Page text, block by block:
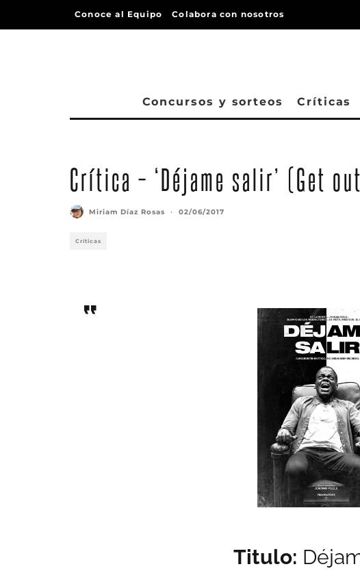
Conoce al Equipo Colabora con nosotros
Concursos y sorteos Críticas
Crítica – ‘Déjame salir’ (Get
Miriam Díaz Rosas · 02/06/2017
Críticas
Titulo: